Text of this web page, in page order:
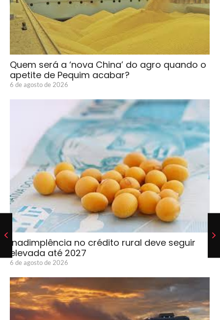
Quem será a ‘nova China’ do agro quando o
apetite de Pequim acabar?
6 de agosto de 2026
Inadimplência no crédito rural deve seguir
elevada até 2027
6 de agosto de 2026